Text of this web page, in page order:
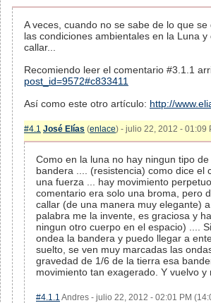
A veces, cuando no se sabe de lo que
las condiciones ambientales en la Luna
callar...
Recomiendo leer el comentario #3.1.1
post_id=9572#c833411
Así como este otro artículo: http://
#4.1 José Elías (enlace) - julio 22, 2012 - 01:09
Como en la luna no hay ningun tipo
bandera .... (resistencia) como dice el
una fuerza ... hay movimiento
comentario era solo una broma, pero
callar (de una manera muy elegante)
palabra me la invente, es graciosa y
ningun otro cuerpo en el espacio) ....
ondea la bandera y puedo llegar a
suelto, se ven muy marcadas las
gravedad de 1/6 de la tierra esa
movimiento tan exagerado. Y vuelvo y
#4.1.1 Andres - julio 22, 2012 - 02:01 PM